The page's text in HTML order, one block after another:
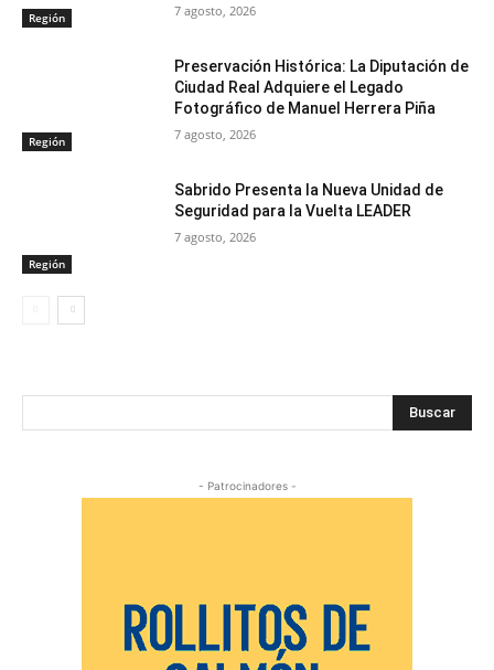
Región 7 agosto, 2026
Región
Preservación Histórica: La Diputación de
Ciudad Real Adquiere el Legado
Fotográfico de Manuel Herrera Piña
7 agosto, 2026
Región
Sabrido Presenta la Nueva Unidad de
Seguridad para la Vuelta LEADER
7 agosto, 2026
Buscar
- Patrocinadores -